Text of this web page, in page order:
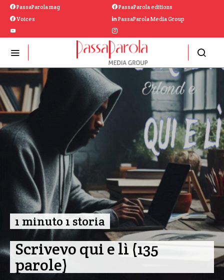
PassaParola mag
PassaParola editions
Voices
PassaParola Media Group
1 minuto 1 storia
Scrivevo qui e lì (135
parole)